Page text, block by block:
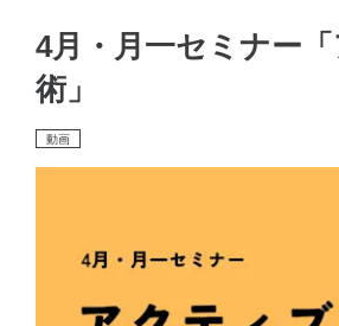
4月・月一セミナー
術」
動画